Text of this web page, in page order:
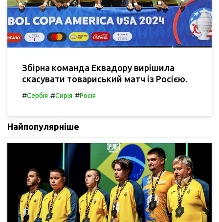
Збірна команда Еквадору вирішила
скасувати товариський матч із Росією.
#Сербія #Сирія #Росія
Найпопулярніше